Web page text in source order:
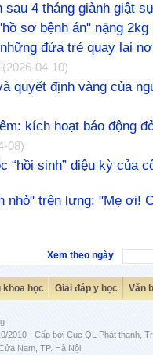
4 tháng giành giật
sơ bệnh án" nặng 2kg
đứa trẻ quay lại
(2026-04-10)
quyết định vàng của
kích hoạt báo động
08)
“hồi sinh” diệu kỳ của
nhỏ" trên lưng: "Mẹ ơi!
Xem theo ngày
khoa học Giải đáp y học Văn
2010 - Cấp bởi Cục QL Phát thanh,
Nam, TP. Hà Nội